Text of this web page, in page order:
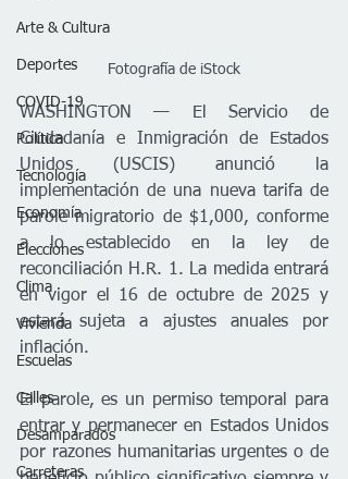
Arte & Cultura
Deportes
COVID-19
Política
Tecnología
Economía
Elecciones
Clima
Vivienda
Escuelas
Calles
Desamparados
Carreteras
Fotografía de iStock
WASHINGTON — El Servicio de
Ciudadanía e Inmigración de Estados
Unidos (USCIS) anunció la
implementación de una nueva tarifa de
parole migratorio de $1,000, conforme
a lo establecido en la ley de
reconciliación H.R. 1. La medida entrará
en vigor el 16 de octubre de 2025 y
estará sujeta a ajustes anuales por
inflación.
El parole, es un permiso temporal para
entrar y permanecer en Estados Unidos
por razones humanitarias urgentes o de